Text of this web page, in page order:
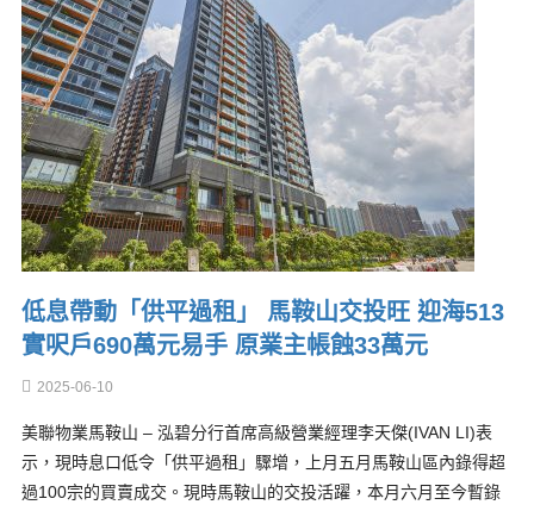
低息帶動「供平過租」 馬鞍山交投旺 迎海513
實呎戶690萬元易手 原業主帳蝕33萬元
2025-06-10
美聯物業馬鞍山 – 泓碧分行首席高級營業經理李天傑(IVAN LI)表
示，現時息口低令「供平過租」驟增，上月五月馬鞍山區內錄得超
過100宗的買賣成交。現時馬鞍山的交投活躍，本月六月至今暫錄